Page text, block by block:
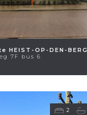
HEIST-OP-DEN-BERG
7F bus 6
2